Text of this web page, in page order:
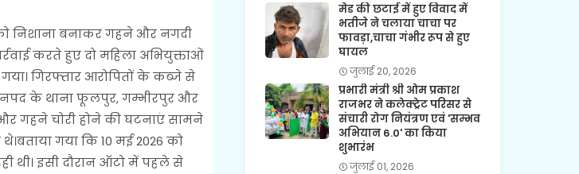
निशाना बनाकर गहने और नगदी
करते हुए दो महिला अभियुक्ताओं
गिरफ्तार आरोपितों के कब्जे से
के थाना फूलपुर, गम्भीरपुर और
गहने चोरी होने की घटनाएं सामने
गया कि 10 मई 2026 को
थी। इसी दौरान ऑटो में पहले से
मेड की छटाई में हुए विवाद में
भतीजे ने चलाया चाचा पर
फावड़ा,चाचा गंभीर रूप से हुए
घायल
जुलाई 20, 2026
प्रभारी मंत्री श्री ओम प्रकाश
राजभर ने कलेक्ट्रेट परिसर से
संचारी रोग नियंत्रण एवं 'सम्भव
अभियान 6.0' का किया
शुभारंभ
जुलाई 01, 2026